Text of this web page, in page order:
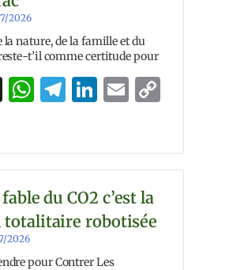
2026
la nature, de la famille et du
t’il comme certitude pour
X WhatsApp
Telegram
LinkedIn
Email
du CO2 c’est la
robotisée
2026
pour Contrer Les